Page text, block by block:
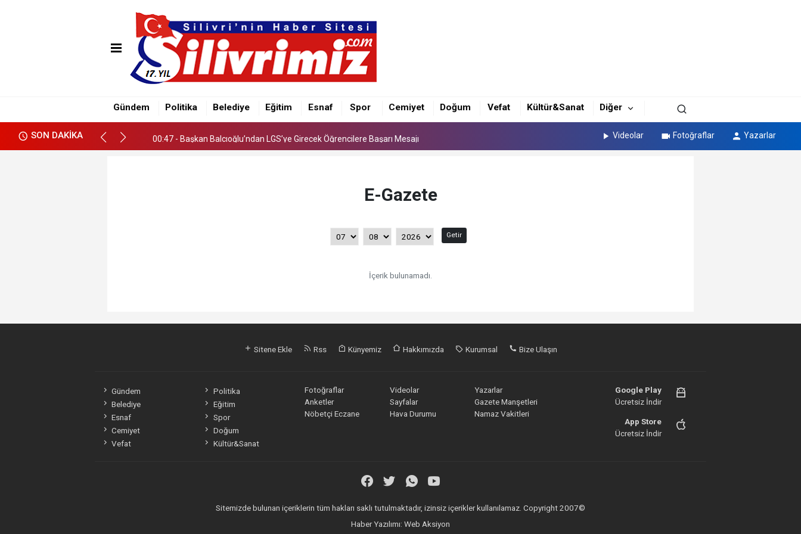
Gündem Politika Belediye Eğitim Esnaf Spor Cemiyet Doğum Vefat Kültür&Sanat Diğer
SON DAKİKA
00:38 - Çayırdere Mahallesi’nde İlk Kez “Şalvar Gecesi” Düzenlenecek
00:38 - Çayırdere Mahallesi’nde İlk Kez “Şalvar Gecesi” Düzenlenecek
00:47 - Başkan Balcıoğlu’ndan LGS’ye Girecek Öğrencilere Başarı Mesajı Videolar Fotoğraflar Yazarlar
E-Gazete
Getir
İçerik bulunamadı.
Sitene Ekle Rss Künyemiz Hakkımızda Kurumsal Bize Ulaşın
Gündem
Politika
Belediye
Eğitim
Esnaf
Spor
Cemiyet
Doğum
Vefat
Kültür&Sanat
Fotoğraflar Videolar
Yazarlar
Anketler
Sayfalar
Gazete Manşetleri
Nöbetçi Eczane
Hava Durumu Namaz Vakitleri
Google Play
Ücretsiz İndir
App Store
Ücretsiz İndir
Sitemizde bulunan içeriklerin tüm hakları saklı tutulmaktadır, izinsiz içerikler kullanılamaz. Copyright 2007©
Haber Yazılımı: Web Aksiyon